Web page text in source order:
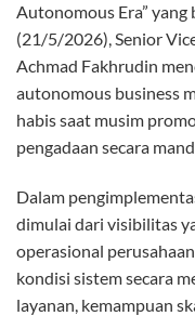
Autonomous Era” yang
(21/5/2026), Senior
Achmad Fakhrudin
autonomous business
habis saat musim
pengadaan secara
Dalam
dimulai dari visibilitas
operasional
kondisi sistem secara
layanan, kemampuan